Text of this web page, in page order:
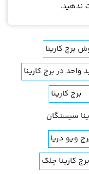
ندهید.
برج کارینا
واحد در برج کارینا
برج کارینا
سیسنگان
ویو دریا
برج کارینا چلک